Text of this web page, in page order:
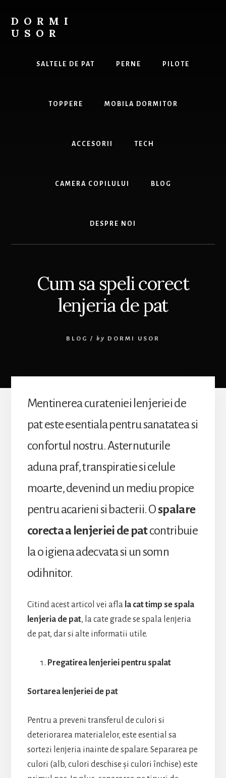
content
DORMI
USOR
SALTELE DE PAT PERNE PILOTE
TOPPERE MOBILA DORMITOR
ACCESORII TECH
CAMERA COPILULUI BLOG
DESPRE NOI
Cum sa speli corect
lenjeria de pat
BLOG / by DORMI USOR
Mentinerea curateniei lenjeriei de
pat este esentiala pentru sanatatea si
confortul nostru. Asternuturile
aduna praf, transpiratie si celule
moarte, devenind un mediu propice
pentru acarieni si bacterii. Ospalare
corecta a lenjeriei de patcontribuie
la o igiena adecvata si un somn
odihnitor.
Citind acest articol vei afla la cat timp se spala
lenjeria de pat, la cate grade se spala lenjeria
de pat, dar si alte informatii utile.
Pregatirea lenjeriei pentru spalat
Sortarea lenjeriei de pat
Pentru a preveni transferul de culori si
deteriorarea materialelor, este esential sa
sortezi lenjeria inainte de spalare. Separarea pe
culori (alb, culori deschise și culori închise) este